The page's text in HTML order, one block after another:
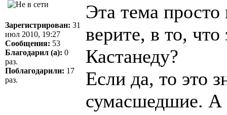
Зарегистрирован: 31
июл 2010, 19:27
Сообщения: 53
Благодарил (а): 0
раз.
Поблагодарили: 17
раз.
Эта тема
верите, в то,
Кастанеду?
Если да, то это
сумасшедшие. А